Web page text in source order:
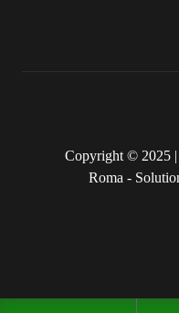
Copyright © 2025 |
Roma -